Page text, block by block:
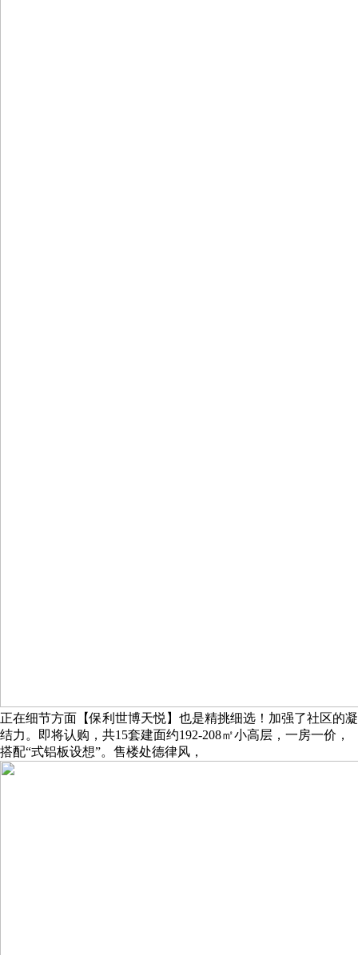
正在细节方面【保利世博天悦】也是精挑细选！加强了社区的凝
结力。即将认购，共15套建面约192-208㎡小高层，一房一价，
搭配“式铝板设想”。售楼处德律风，